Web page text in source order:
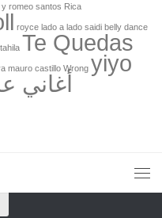
y romeo santos Rica
royce lado a lado saidi belly dance
tahila Te Quedas
mauro castillo Wrong yiyo
أغاني